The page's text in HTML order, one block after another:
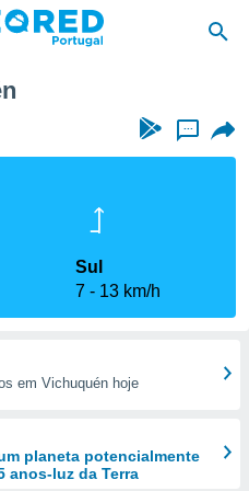
...
Sul
7
13 km/h
em Vichuquén hoje
planeta potencialmente
anos-luz da Terra